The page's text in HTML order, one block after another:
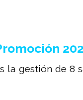
gestión de 8